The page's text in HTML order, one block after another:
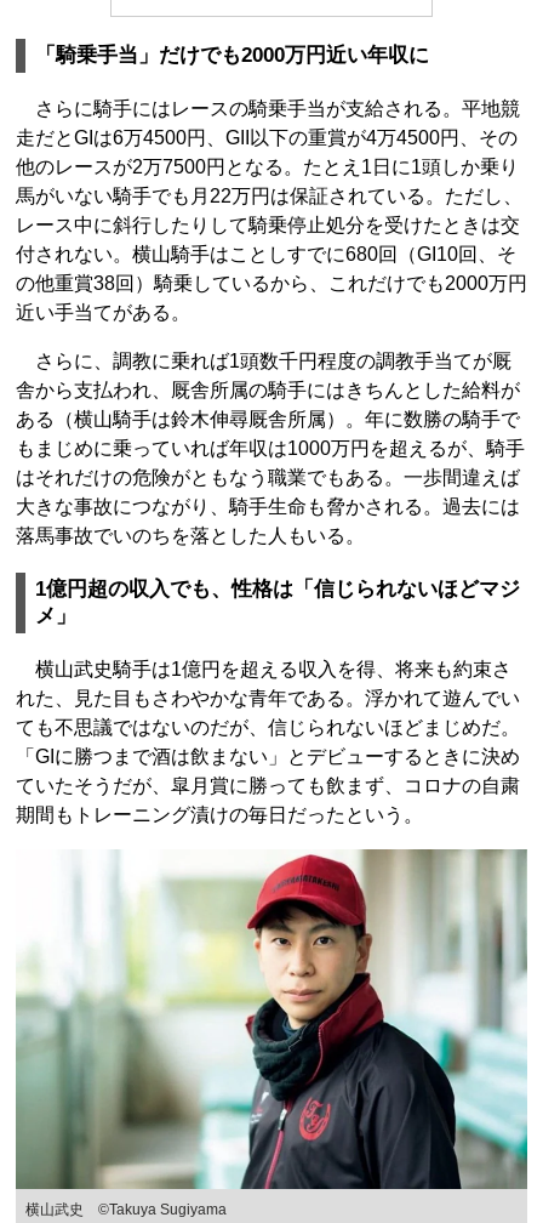
「騎乗手当」だけでも2000万円近い年収に
さらに騎手にはレースの騎乗手当が支給される。平地競
走だとGIは6万4500円、GII以下の重賞が4万4500円、その
他のレースが2万7500円となる。たとえ1日に1頭しか乗り
馬がいない騎手でも月22万円は保証されている。ただし、
レース中に斜行したりして騎乗停止処分を受けたときは交
付されない。横山騎手はことしすでに680回（GI10回、そ
の他重賞38回）騎乗しているから、これだけでも2000万円
近い手当てがある。
さらに、調教に乗れば1頭数千円程度の調教手当てが厩
舎から支払われ、厩舎所属の騎手にはきちんとした給料が
ある（横山騎手は鈴木伸尋厩舎所属）。年に数勝の騎手で
もまじめに乗っていれば年収は1000万円を超えるが、騎手
はそれだけの危険がともなう職業でもある。一歩間違えば
大きな事故につながり、騎手生命も脅かされる。過去には
落馬事故でいのちを落とした人もいる。
1億円超の収入でも、性格は「信じられないほどマジ
メ」
横山武史騎手は1億円を超える収入を得、将来も約束さ
れた、見た目もさわやかな青年である。浮かれて遊んでい
ても不思議ではないのだが、信じられないほどまじめだ。
「GIに勝つまで酒は飲まない」とデビューするときに決め
ていたそうだが、皐月賞に勝っても飲まず、コロナの自粛
期間もトレーニング漬けの毎日だったという。
横山武史 ©Takuya Sugiyama